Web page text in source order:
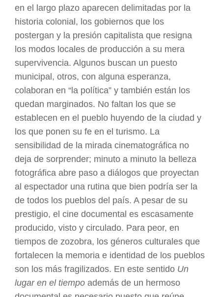
en el largo plazo aparecen delimitadas por la
historia colonial, los gobiernos que los
postergan y la presión capitalista que resigna
los modos locales de producción a su mera
supervivencia. Algunos buscan un puesto
municipal, otros, con alguna esperanza,
colaboran en “la política” y también están los
quedan marginados. No faltan los que se
establecen en el pueblo huyendo de la ciudad y
los que ponen su fe en el turismo. La
sensibilidad de la mirada cinematográfica no
deja de sorprender; minuto a minuto la belleza
fotográfica abre paso a diálogos que proyectan
al espectador una rutina que bien podría ser la
de todos los pueblos del país. A pesar de su
prestigio, el cine documental es escasamente
producido, visto y circulado. Para peor, en
tiempos de zozobra, los géneros culturales que
fortalecen la memoria e identidad de los pueblos
son los más fragilizados. En este sentido Un
lugar en el tiempo además de un hermoso